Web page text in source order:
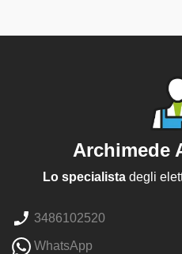
Archimede
Lo specialistadegli
3486102520
WhatsApp